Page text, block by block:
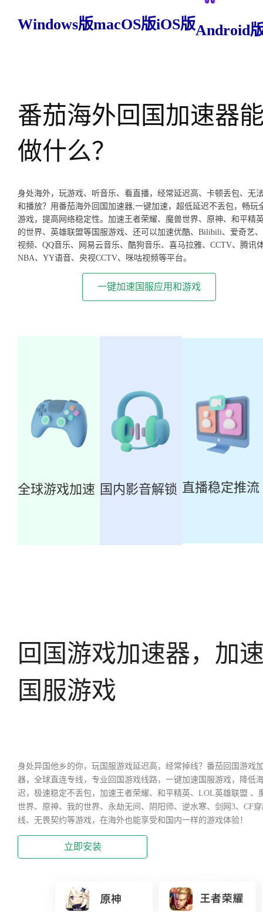
Windows版macOS版iOS版Android
番茄海外回国加速器
做什么？
身处海外，玩游戏、听音乐、看直播，经常延迟高、卡顿丢包、无
和播放？用番茄海外回国加速器,一键加速，超低延迟不丢包，畅玩
游戏，提高网络稳定性。加速王者荣耀、魔兽世界、原神、和平精
的世界、英雄联盟等国服游戏、还可以加速优酷、Bilibili、爱奇艺
视频、QQ音乐、网易云音乐、酷狗音乐、喜马拉雅、CCTV、腾讯
NBA、YY语音、央视CCTV、咪咕视频等平台。
一键加速国服应用和游戏
全球游戏加速 国内影音解锁 直播稳定推流
回国游戏加速器，加
国服游戏
身处异国他乡的你，玩国服游戏延迟高，经常掉线？番茄回国游戏
器，全球直连专线，专业回国游戏线路，一键加速国服游戏，降低
迟，极速稳定不丢包，加速王者荣耀、和平精英、LOL英雄联盟 、
世界、原神、我的世界、永劫无间、阴阳师、逆水寒、剑网3、CF
线、无畏契约等游戏，在海外也能享受和国内一样的游戏体验！
立即安装